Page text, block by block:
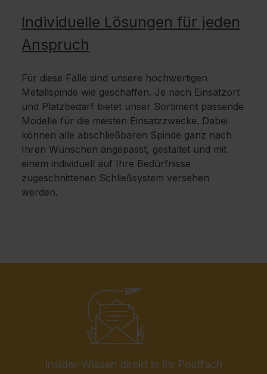
Individuelle Lösungen für jeden
Anspruch
Für diese Fälle sind unsere hochwertigen
Metallspinde wie geschaffen. Je nach Einsatzort
und Platzbedarf bietet unser Sortiment passende
Modelle für die meisten Einsatzzwecke. Dabei
können alle abschließbaren Spinde ganz nach
Ihren Wünschen angepasst, gestaltet und mit
einem individuell auf Ihre Bedürfnisse
zugeschnittenen Schließsystem versehen
werden.
Insider-Wissen direkt in Ihr Postfach